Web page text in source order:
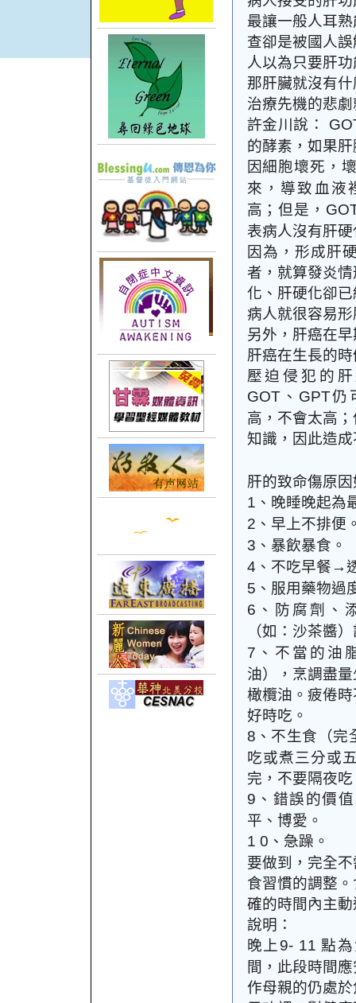
最讓一般人耳
查卻是被國人
人以為只要肝
那肝臟就沒有
治療先機的悲
許金川說：
的酵素，如果
因細胞壞死，
來，導致血液
高；但是，
表病人沒有肝
因為，形成肝
者，就算發炎
化、肝硬化卻
病人就很容易
另外，肝癌在
肝癌在生長的
壓迫侵犯的
GOT、 GPT仍
高，不會太高
知識，因此造
肝的致命傷原
1 、晚睡晚起為
2 、早上不排便
3 、暴飲暴食。
4 、不吃早餐→
5 、服用藥物過
6 、防腐劑、
（如：沙茶醬
7 、不當的油
油），烹調盡
橄欖油。疲倦
好時吃。
8 、不生食（
吃或煮三分或
完，不要隔夜
9 、錯誤的價
平、博愛。
1 0 、急躁。
要做到，完全
食習慣的調整
確的時間內主
說明：
晚上9- 11 點
間，此段時間
作母親的仍處